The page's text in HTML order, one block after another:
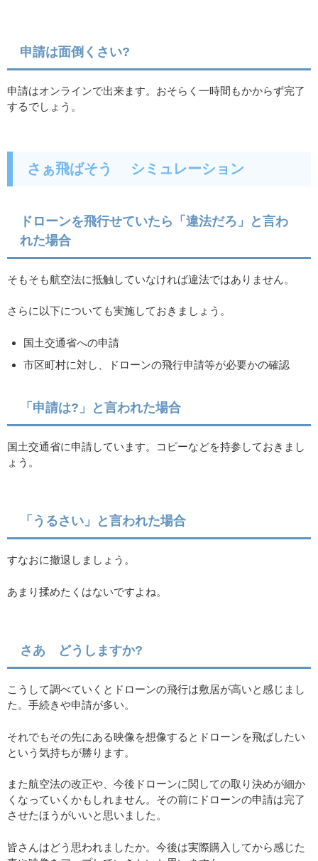
申請は面倒くさい?
申請はオンラインで出来ます。おそらく一時間もかからず完了
するでしょう。
さぁ飛ばそう シミュレーション
ドローンを飛行せていたら「違法だろ」と言わ
れた場合
そもそも航空法に抵触していなければ違法ではありません。
さらに以下についても実施しておきましょう。
国土交通省への申請
市区町村に対し、ドローンの飛行申請等が必要かの確認
「申請は?」と言われた場合
国土交通省に申請しています。コピーなどを持参しておきまし
ょう。
「うるさい」と言われた場合
すなおに撤退しましょう。
あまり揉めたくはないですよね。
さあ どうしますか?
こうして調べていくとドローンの飛行は敷居が高いと感じまし
た。手続きや申請が多い。
それでもその先にある映像を想像するとドローンを飛ばしたい
という気持ちが勝ります。
また航空法の改正や、今後ドローンに関しての取り決めが細か
くなっていくかもしれません。その前にドローンの申請は完了
させたほうがいいと思いました。
皆さんはどう思われましたか。今後は実際購入してから感じた